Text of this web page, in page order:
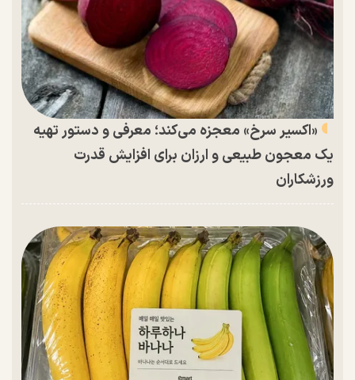
«اکسیر سرخ» معجزه می‌کند؛ معرفی و دستور تهیه
یک معجون طبیعی و ارزان برای افزایش قدرت
ورزشکاران